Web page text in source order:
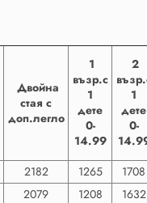
Двойна
стая с
доп.легло
1
възр.с
1
дете
0-
14.99
2
1
дете
0-
2182 1265
1708
2079 1208
1632